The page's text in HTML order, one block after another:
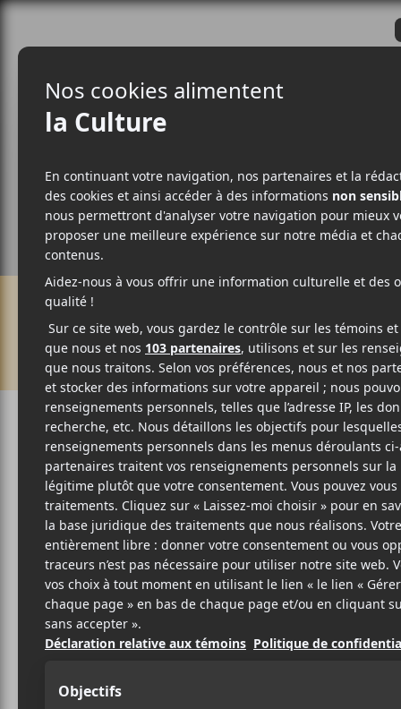
16 DÉCEMBRE 2021
PARLOUIS-PHILIPPE
LABRÈCHE
/ COUNTRY
/ ÉLECTRONIQUE
/ FOLK
/ FRANCOPHONE
/ MÉTAL / INDUSTRIEL
/ POP
/ PUNK/HARDCORE
/ R & B / SOUL
PARTAGER